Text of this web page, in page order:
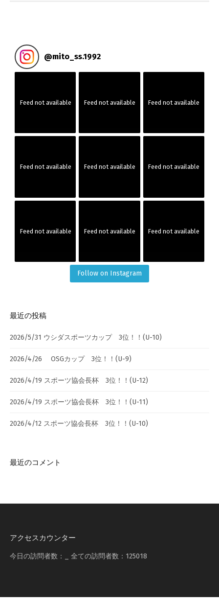
ー
シ
ョ
@mito_ss.1992
Feed not available Feed not available Feed not available
Feed not available Feed not available Feed not available
Feed not available Feed not available Feed not available
Follow on Instagram
最近の投稿
2026/5/31 ウシダスポーツカップ 3位！！(U-10)
2026/4/26 OSGカップ 3位！！(U-9)
2026/4/19 スポーツ協会長杯 3位！！(U-12)
2026/4/19 スポーツ協会長杯 3位！！(U-11)
2026/4/12 スポーツ協会長杯 3位！！(U-10)
最近のコメント
アクセスカウンター
今日の訪問者数： 全ての訪問者数： 125018